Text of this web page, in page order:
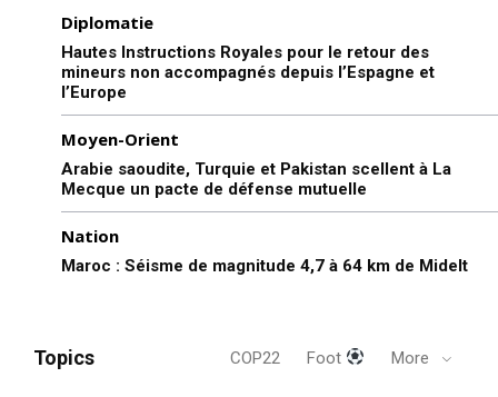
Diplomatie
Hautes Instructions Royales pour le retour des
mineurs non accompagnés depuis l’Espagne et
l’Europe
Moyen-Orient
Arabie saoudite, Turquie et Pakistan scellent à La
Mecque un pacte de défense mutuelle
Nation
Maroc : Séisme de magnitude 4,7 à 64 km de Midelt
Topics COP22 Foot More